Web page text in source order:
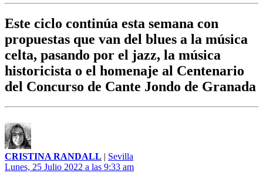
Este ciclo continúa esta semana con
propuestas que van del blues a la música
celta, pasando por el jazz, la música
historicista o el homenaje al Centenario
del Concurso de Cante Jondo de Granada
CRISTINA RANDALL | Sevilla
Lunes, 25 Julio 2022 a las 9:33 am